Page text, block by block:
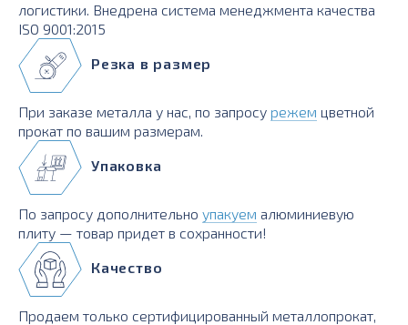
логистики. Внедрена система менеджмента качества
ISO 9001:2015
Резка в размер
При заказе металла у нас, по запросу режем цветной
прокат по вашим размерам.
Упаковка
По запросу дополнительно упакуем алюминиевую
плиту — товар придет в сохранности!
Качество
Продаем только сертифицированный металлопрокат,